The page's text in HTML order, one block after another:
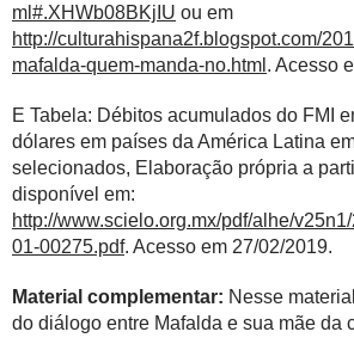
ml#.XHWb08BKjIU ou em
http://culturahispana2f.blogspot.com/
mafalda-quem-manda-no.html . Acesso
E Tabela: Débitos acumulados do FMI
dólares em países da América Latina
selecionados, Elaboração própria a
disponível em:
http://www.scielo.org.mx/pdf/alhe/
01-00275.pdf. Acesso em 27/02/2019.
Material complementar: Nesse
do diálogo entre Mafalda e sua mãe da